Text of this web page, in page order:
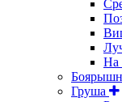
На
Груша